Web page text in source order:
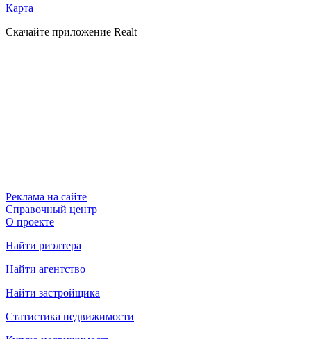
Карта
Скачайте приложение Realt
Реклама на сайте
Справочный центр
О проекте
Найти риэлтера
Найти агентство
Найти застройщика
Статистика недвижимости